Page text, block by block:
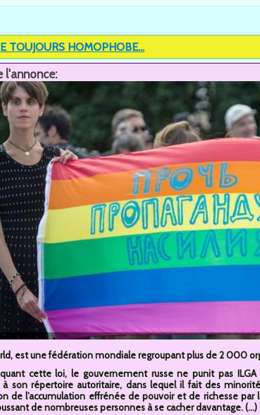
TOUJOURS HOMOPHOBE...
l'annonce:
est une fédération mondiale regroupant plus de 2 000
cette loi, le gouvernement russe ne punit pas
à son répertoire autoritaire, dans lequel il fait des
de l’accumulation effrénée de pouvoir et de richesse
de nombreuses personnes à se cacher davantage. (...)